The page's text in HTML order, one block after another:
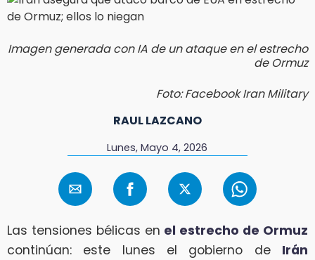
Imagen generada con IA de un ataque en el estrecho
de Ormuz
Foto: Facebook Iran Military
RAUL LAZCANO
Lunes, Mayo 4, 2026
Las tensiones bélicas en el estrecho de Ormuz
continúan: este lunes el gobierno de Irán